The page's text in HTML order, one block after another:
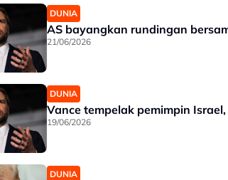
DUNIA
AS bayangkan rundingan
21/06/2026
DUNIA
Vance tempelak pemimpin
19/06/2026
DUNIA